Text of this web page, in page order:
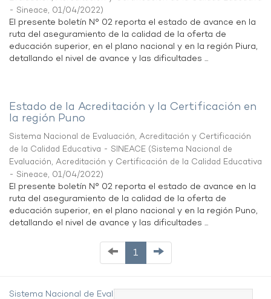
- Sineace, 01/04/2022)
El presente boletín N° 02 reporta el estado de avance en la
ruta del aseguramiento de la calidad de la oferta de
educación superior, en el plano nacional y en la región Piura,
detallando el nivel de avance y las dificultades ...
Estado de la Acreditación y la Certificación en
la región Puno
Sistema Nacional de Evaluación, Acreditación y Certificación
de la Calidad Educativa - SINEACE (Sistema Nacional de
Evaluación, Acreditación y Certificación de la Calidad Educativa
- Sineace, 01/04/2022)
El presente boletín N° 02 reporta el estado de avance en la
ruta del aseguramiento de la calidad de la oferta de
educación superior, en el plano nacional y en la región Puno,
detallando el nivel de avance y las dificultades ...
1
Sistema Nacional de Evaluación,